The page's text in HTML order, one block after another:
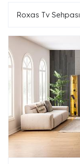
Roxas Tv Sehpası